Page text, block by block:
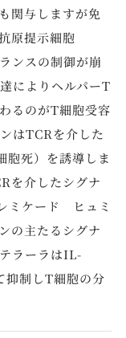
関与しますが免
原提示細胞
ンスの制御が崩
によりヘルパーT
るのがT細胞受容
はTCRを介した
胞死）を誘導しま
を介したシグナ
ミケード ヒュミ
の主たるシグナ
ラーラはIL-
抑制しT細胞の分